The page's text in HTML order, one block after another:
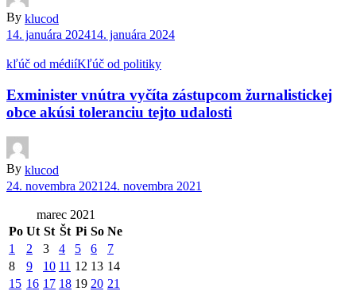
By klucod
14. januára 202414. januára 2024
kľúč od médiíKľúč od politiky
Exminister vnútra vyčíta zástupcom žurnalistickej
obce akúsi toleranciu tejto udalosti
By klucod
24. novembra 2021 24. novembra 2021
marec 2021
Po Ut St Št Pi So Ne
1 2 3 4 5 6
7
8
9 10 11 12 13 14
15 16 17 18 19 20 21